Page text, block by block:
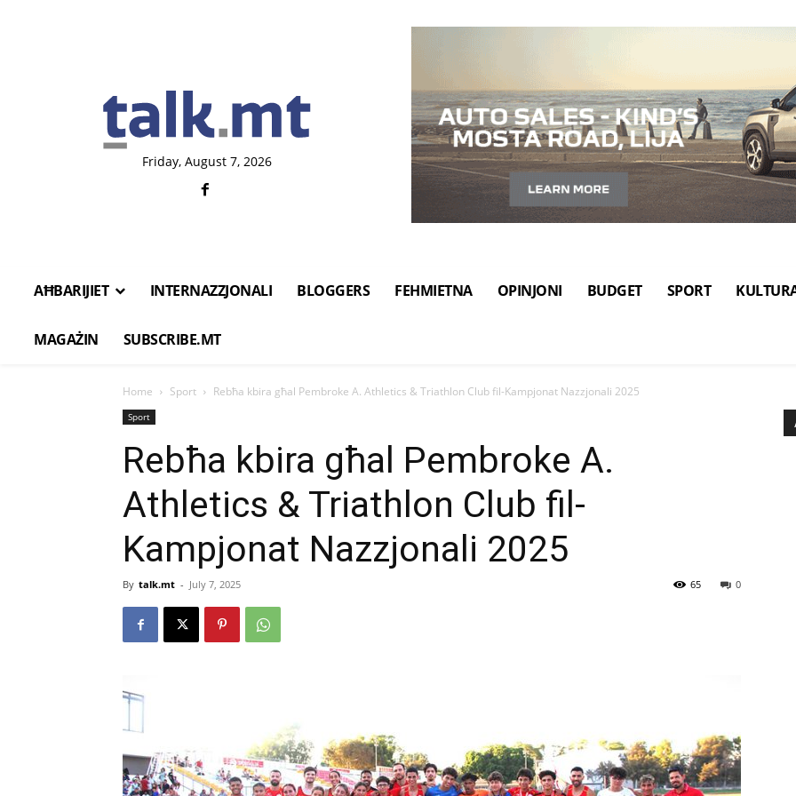
Friday, August 7, 2026
AĦBARIJIET INTERNAZZJONALI BLOGGERS FEHMIETNA OPINJONI BUDGET SPORT
MAGAŻIN SUBSCRIBE.MT
Home Sport Rebħa kbira għal Pembroke A. Athletics & Triathlon Club fil-Kampjonat Nazzjonali 2025
Sport
Rebħa kbira għal Pembroke A.
Athletics & Triathlon Club fil-
Kampjonat Nazzjonali 2025
By talk.mt - July 7, 2025 0
65